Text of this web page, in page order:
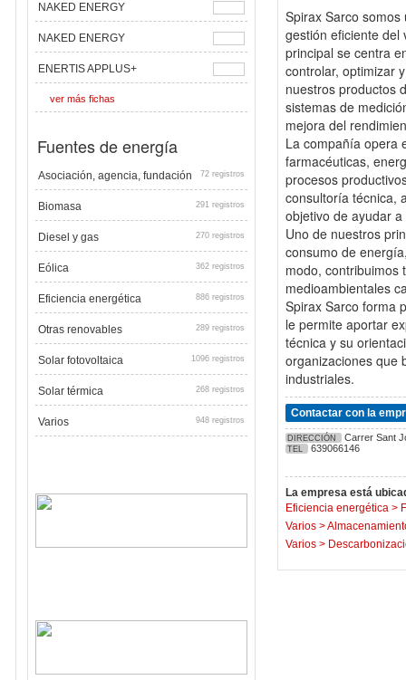
NAKED ENERGY
NAKED ENERGY
ENERTIS APPLUS+
ver más fichas
Fuentes de energía
Asociación, agencia, fundación 72 registros
Biomasa 291 registros
Diesel y gas 270 registros
Eólica 362 registros
Eficiencia energética 886 registros
Otras renovables 289 registros
Solar fotovoltaica 1096 registros
Solar térmica 268 registros
Varios 948 registros
Spirax Sarco
gestión eficiente del
principal se centra
controlar, optimizar
nuestros productos
sistemas de
mejora del
La compañía opera
farmacéuticas,
procesos
consultoría técnica,
objetivo de ayudar
Uno de nuestros
consumo de
modo, contribuimos
medioambientales
Spirax Sarco forma
le permite aportar
técnica y su
organizaciones que
industriales.
Contactar con la
DIRECCIÓN Carrer Sant
TEL 639066146
La empresa está
Eficiencia energética >
Varios >
Varios >